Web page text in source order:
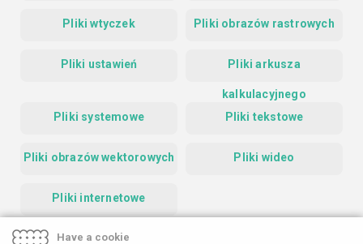
Pliki wtyczek Pliki obrazów rastrowych
Pliki ustawień Pliki arkusza
kalkulacyjnego
Pliki systemowe
Pliki tekstowe
Pliki obrazów wektorowych Pliki wideo
Pliki internetowe
Have a cookie